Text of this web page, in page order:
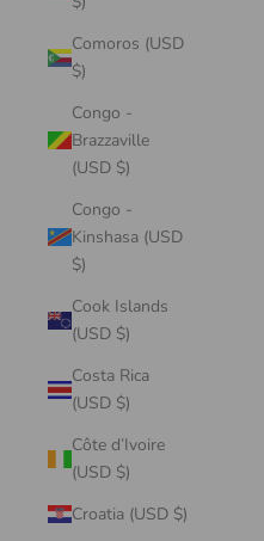
Comoros (USD
$)
Congo -
Brazzaville
(USD $)
Congo -
Kinshasa (USD
$)
Cook Islands
(USD $)
Costa Rica
(USD $)
Côte d’Ivoire
(USD $)
Croatia (USD $)